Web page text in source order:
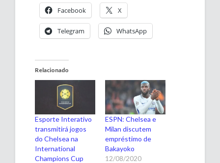
Facebook X
Telegram WhatsApp
Relacionado
Esporte Interativo
transmitirá jogos
do Chelsea na
International
Champions Cup
ESPN: Chelsea e
Milan discutem
empréstimo de
Bakayoko
12/08/2020